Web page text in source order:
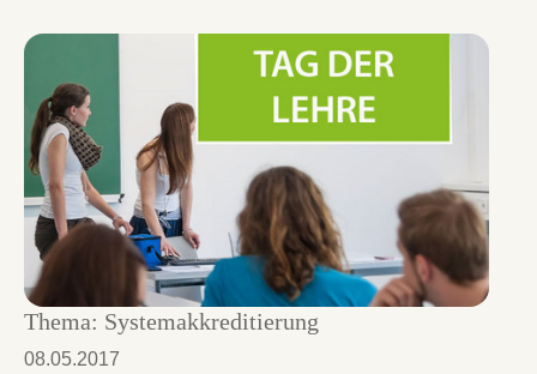
Thema: Systemakkreditierung
08.05.2017